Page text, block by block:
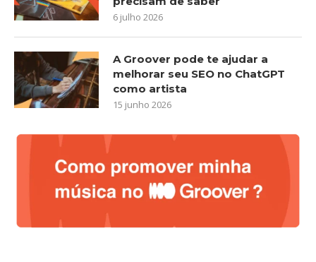
6 julho 2026
A Groover pode te ajudar a
melhorar seu SEO no ChatGPT
como artista
15 junho 2026